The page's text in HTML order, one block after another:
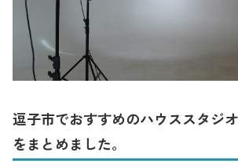
逗子市でおすすめのハウススタジ
をまとめました。